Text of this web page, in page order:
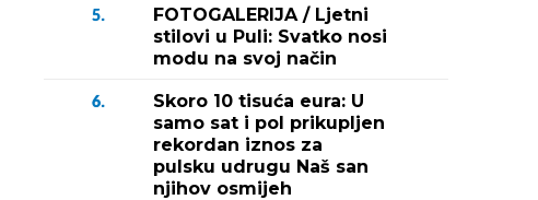
5.
FOTOGALERIJA / Ljetni
stilovi u Puli: Svatko nosi
modu na svoj način
6.
Skoro 10 tisuća eura: U
samo sat i pol prikupljen
rekordan iznos za
pulsku udrugu Naš san
njihov osmijeh